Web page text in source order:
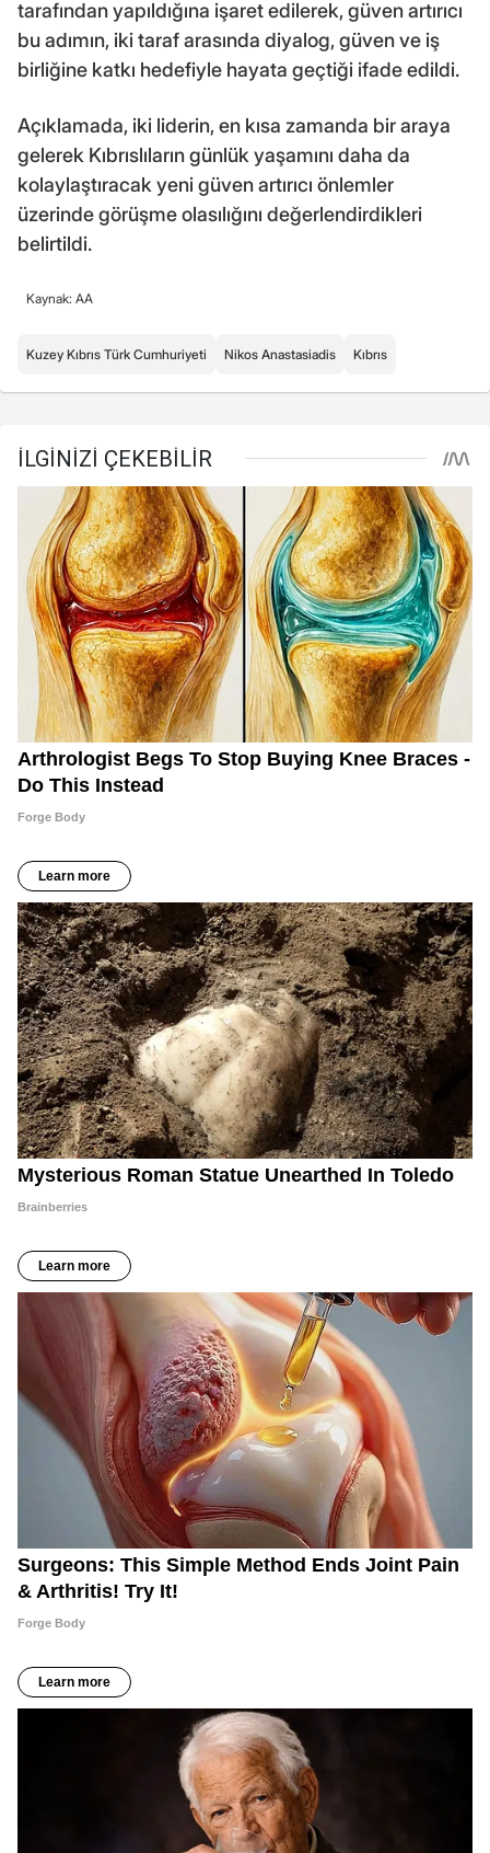
tarafından yapıldığına işaret edilerek, güven artırıcı
bu adımın, iki taraf arasında diyalog, güven ve iş
birliğine katkı hedefiyle hayata geçtiği ifade edildi.
Açıklamada, iki liderin, en kısa zamanda bir araya
gelerek Kıbrıslıların günlük yaşamını daha da
kolaylaştıracak yeni güven artırıcı önlemler
üzerinde görüşme olasılığını değerlendirdikleri
belirtildi.
Kaynak: AA
Kuzey Kıbrıs Türk Cumhuriyeti Nikos Anastasiadis Kıbrıs